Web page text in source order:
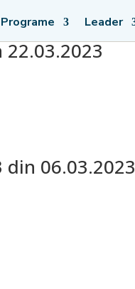
Programe Leader
06.03.2023